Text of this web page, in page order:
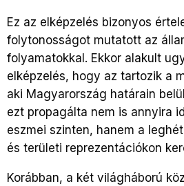
Ez az elképzelés bizonyos
folytonosságot mutatott az
folyamatokkal. Ekkor alakult
elképzelés, hogy az tartozik a
aki Magyarország határain
ezt propagálta nem is annyira
eszmei szinten, hanem a
és területi reprezentációkon
Korábban, a két világháború